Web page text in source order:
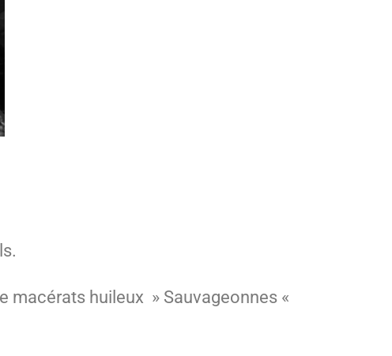
macérats huileux » Sauvageonnes «